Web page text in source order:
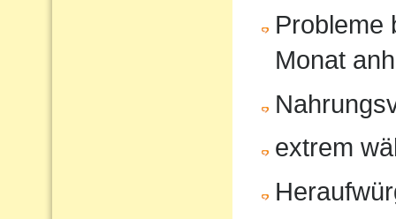
Probleme
Monat
extrem